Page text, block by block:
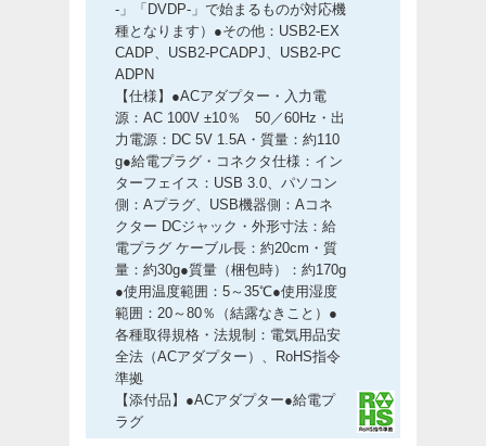
-」「DVDP-」で始まるものが対応機
種となります）●その他：USB2-EX
CADP、USB2-PCADPJ、USB2-PC
ADPN
【仕様】●ACアダプター・入力電
源：AC 100V ±10％ 50／60Hz・出
力電源：DC 5V 1.5A・質量：約110
g●給電プラグ・コネクタ仕様：イン
ターフェイス：USB 3.0、パソコン
側：Aプラグ、USB機器側：Aコネ
クター DCジャック・外形寸法：給
電プラグ ケーブル長：約20cm・質
量：約30g●質量（梱包時）：約170g
●使用温度範囲：5～35℃●使用湿度
範囲：20～80％（結露なきこと）●
各種取得規格・法規制：電気用品安
全法（ACアダプター）、RoHS指令
準拠
【添付品】●ACアダプター●給電プ
ラグ